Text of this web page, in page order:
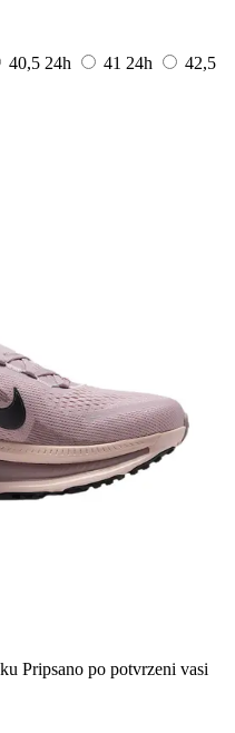
40,5 24h 41 24h
42,5
Pripsano po potvrzeni vasi